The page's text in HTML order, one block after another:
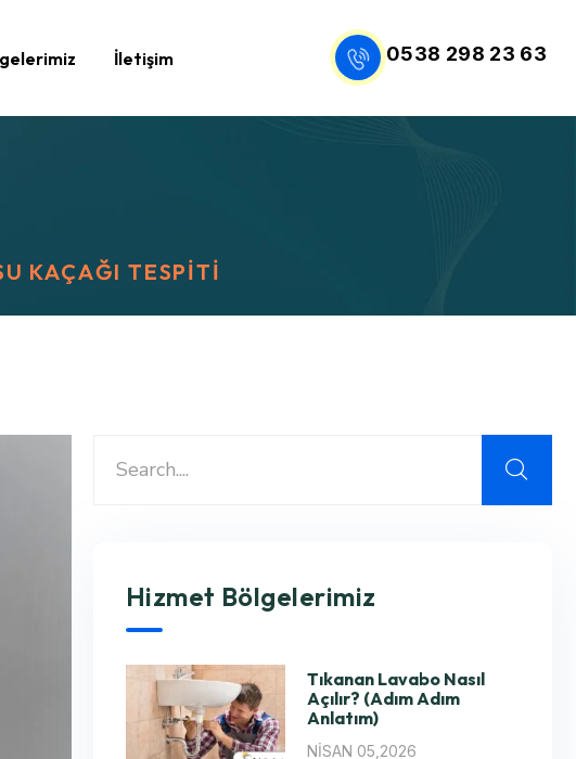
İletişim 0538 298 23 63
KAÇAĞI TESPITI
Hizmet Bölgelerimiz
Tıkanan Lavabo Nasıl
Açılır? (Adım Adım
Anlatım)
NISAN 05,2026